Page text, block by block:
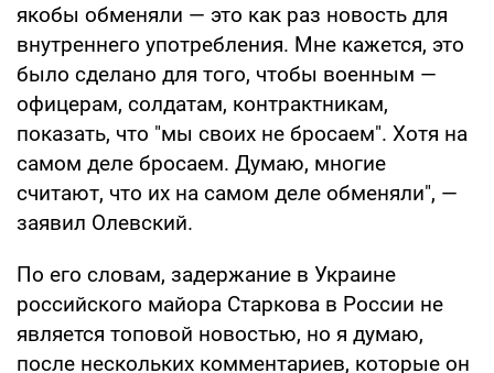
якобы обменяли — это как раз новость для
внутреннего употребления. Мне кажется, это
было сделано для того, чтобы военным —
офицерам, солдатам, контрактникам,
показать, что "мы своих не бросаем". Хотя на
самом деле бросаем. Думаю, многие
считают, что их на самом деле обменяли", —
заявил Олевский.
По его словам, задержание в Украине
российского майора Старкова в России не
является топовой новостью, но я думаю,
после нескольких комментариев, которые он